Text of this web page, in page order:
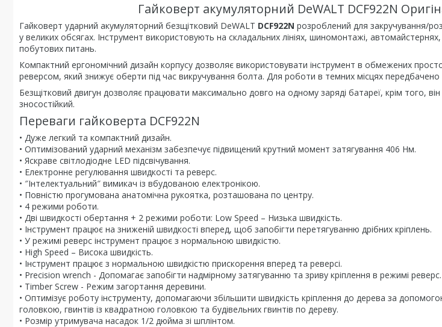
Гайковерт акумуляторний DeWALT DCF922N
Гайковерт ударний акумуляторний безщітковий DeWALT DCF922N розроблений для закручування/
у великих обсягах. Інструмент використовують на складальних лініях, шиномонтажі,
побутових питань.
Компактний ергономічний дизайн корпусу дозволяє використовувати інструмент в обмежених
реверсом, який знижує оберти під час викручування болта. Для роботи в темних місцях передбачено
Безщітковий двигун дозволяє працювати максимально довго на одному заряді батареї, крім того,
зносостійкий.
Переваги гайковерта DCF922N
• Дуже легкий та компактний дизайн.
• Оптимізований ударний механізм забезпечує підвищений крутний момент затягування 406 Нм.
• Яскраве світлодіодне LED підсвічування.
• Електронне регулювання швидкості та реверс.
• ″Інтелектуальний″ вимикач із вбудованою електронікою.
• Повністю прогумована анатомічна рукоятка, розташована по центру.
• 4 режими роботи.
• Дві швидкості обертання + 2 режими роботи: Low Speed – Низька швидкість.
• Інструмент працює на зниженій швидкості вперед, щоб запобігти перетягуванню дрібних кріплень.
• У режимі реверс інструмент працює з нормальною швидкістю.
• High Speed – Висока швидкість.
• Інструмент працює з нормальною швидкістю прискорення вперед та реверсі.
• Precision wrench - Допомагає запобігти надмірному затягуванню та зриву кріплення в режимі реверс.
• Timber Screw - Режим загортання деревини.
• Оптимізує роботу інструменту, допомагаючи збільшити швидкість кріплення до дерева за
головкою, гвинтів із квадратною головкою та будівельних гвинтів по дереву.
• Розмір утримувача насадок 1/2 дюйма зі шплінтом.